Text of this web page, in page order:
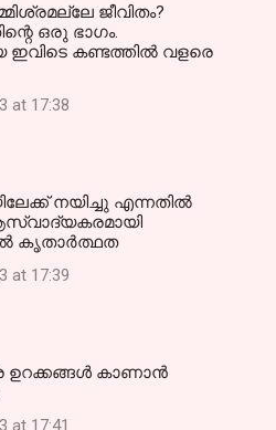
ജീവിതം?
ഒരു ഭാഗം.
ഇവിടെ കണ്ടത്തില്‍ വളരെ
at 17:38
നയിച്ചു എന്നതില്‍
കൃതാര്‍ത്ഥത
at 17:39
കാണാന്‍
at 17:41